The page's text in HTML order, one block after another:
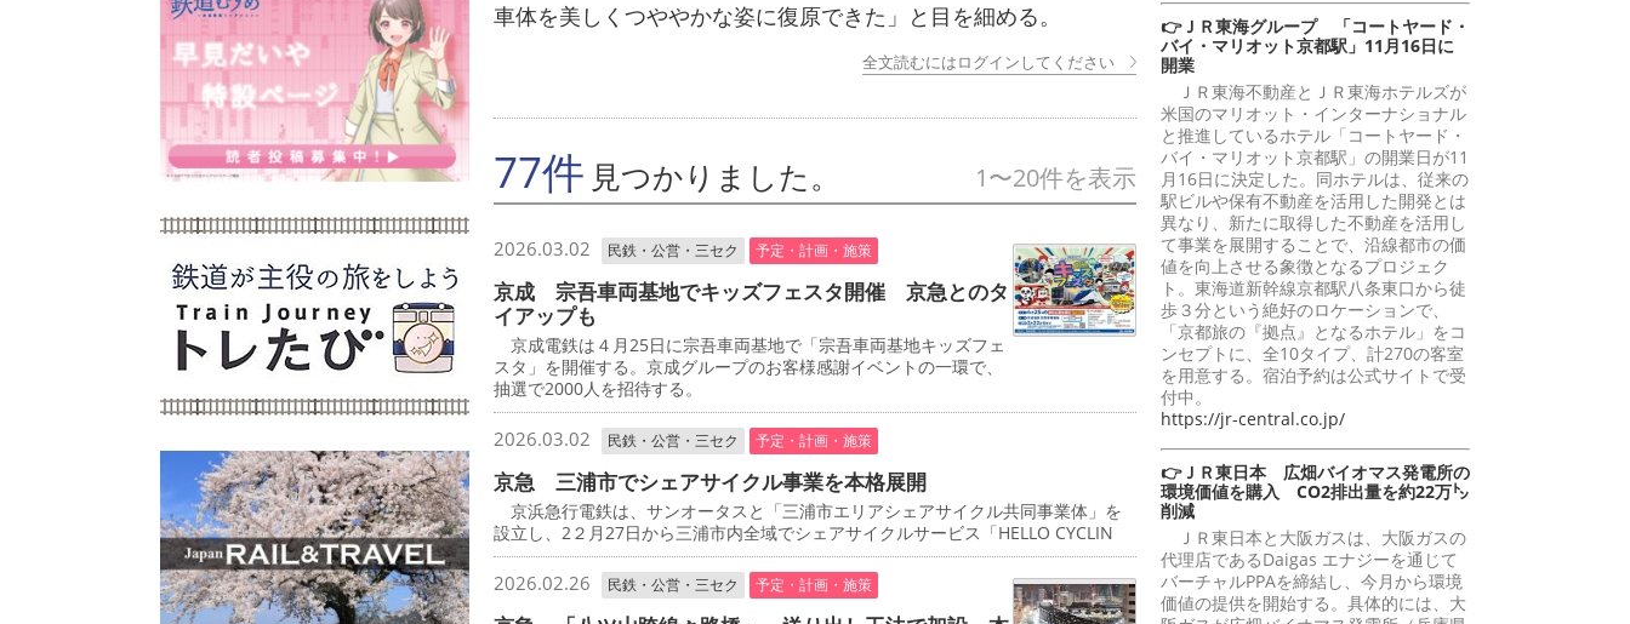
車体を美しくつややかな姿に復原できた」と目を細める。
全文読むにはログインしてください
77件 見つかりました。 1〜20件を表示
2026.03.02 民鉄・公営・三セク 予定・計画・施策
京成 宗吾車両基地でキッズフェスタ開催 京急とのタ
イアップも
京成電鉄は４月25日に宗吾車両基地で「宗吾車両基地キッズフェ
スタ」を開催する。京成グループのお客様感謝イベントの一環で、
抽選で2000人を招待する。
2026.03.02 民鉄・公営・三セク 予定・計画・施策
京急 三浦市でシェアサイクル事業を本格展開
京浜急行電鉄は、サンオータスと「三浦市エリアシェアサイクル共同事業体」を
設立し、2２月27日から三浦市内全域でシェアサイクルサービス「HELLO CYCLIN
2026.02.26 民鉄・公営・三セク 予定・計画・施策
👉ＪＲ東海グループ 「コートヤード・
バイ・マリオット京都駅」11月16日に
開業
ＪＲ東海不動産とＪＲ東海ホテルズが
米国のマリオット・インターナショナル
と推進しているホテル「コートヤード・
バイ・マリオット京都駅」の開業日が11
月16日に決定した。同ホテルは、従来の
駅ビルや保有不動産を活用した開発とは
異なり、新たに取得した不動産を活用し
て事業を展開することで、沿線都市の価
値を向上させる象徴となるプロジェク
ト。東海道新幹線京都駅八条東口から徒
歩３分という絶好のロケーションで、
「京都旅の『拠点』となるホテル」をコ
ンセプトに、全10タイプ、計270の客室
を用意する。宿泊予約は公式サイトで受
付中。
https://jr-central.co.jp/
👉ＪＲ東日本 広畑バイオマス発電所の
環境価値を購入 CO2排出量を約22万㌧
削減
ＪＲ東日本と大阪ガスは、大阪ガスの
代理店であるDaigas エナジーを通じて
バーチャルPPAを締結し、今月から環境
価値の提供を開始する。具体的には、大